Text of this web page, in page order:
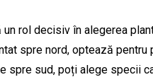
un rol decisiv în alegerea
spre nord, optează
spre sud, poți alege specii